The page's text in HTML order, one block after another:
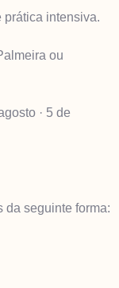
prática intensiva.
ou
· 5 de
da seguinte forma: